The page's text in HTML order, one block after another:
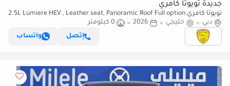
جديدة تويوتا كامري
تويوتا كامري 2.5L Lumiere HEV , Leather seat, Panoramic Roof Full option
2025 Saudi Specs
دبي خليجي 2026
0 كيلومتر
إتصل
واتساب